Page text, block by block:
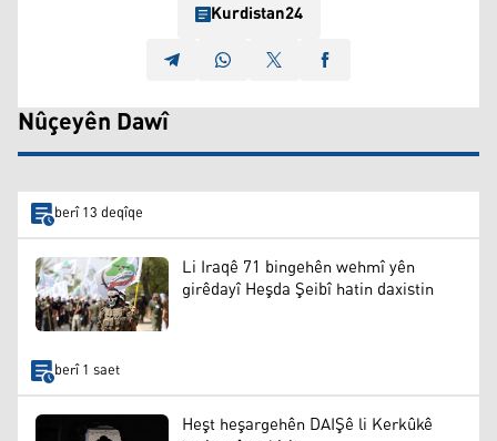
Kurdistan24
Nûçeyên Dawî
berî 13 deqîqe
Li Iraqê 71 bingehên wehmî yên
girêdayî Heşda Şeibî hatin daxistin
berî 1 saet
Heşt heşargehên DAIŞê li Kerkûkê